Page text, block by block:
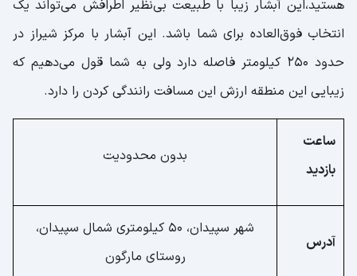
هستید،این آبشار زیبا با طبیعت بی‌نظیر اطرافش می‌تواند یک
انتخاب فوق‌العاده برای شما باشد. این آبشار با مرکز شیراز در
حدود 250 کیلومتر فاصله دارد ولی به شما قول می‌دهیم که
زیبایی این منطقه ارزش این مسافت رانندگی کردن را دارد.
ساعت
بازدید
بدون محدودیت
آدرس
شهر سپیدان، 50 کیلومتری شمال سپیدان،
روستای مارگون